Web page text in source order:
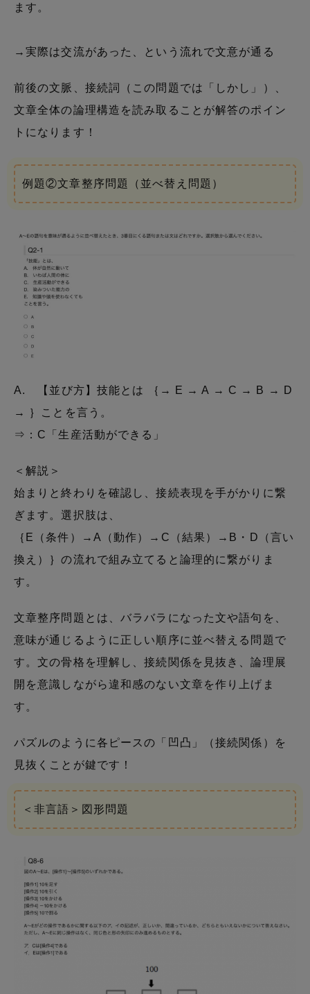
ます。
→実際は交流があった、という流れで文意が通る
前後の文脈、接続詞（この問題では「しかし」）、
文章全体の論理構造を読み取ることが解答のポイン
トになります！
例題②文章整序問題（並べ替え問題）
A. 【並び方】技能とは ｛→ E → A → C → B → D
→ ｝ことを言う。
⇒：C「生産活動ができる」
＜解説＞
始まりと終わりを確認し、接続表現を手がかりに繋
ぎます。選択肢は、
｛E（条件）→A（動作）→C（結果）→B・D（言い
換え）｝の流れで組み立てると論理的に繋がりま
す。
文章整序問題とは、バラバラになった文や語句を、
意味が通じるように正しい順序に並べ替える問題で
す。文の骨格を理解し、接続関係を見抜き、論理展
開を意識しながら違和感のない文章を作り上げま
す。
パズルのように各ピースの「凹凸」（接続関係）を
見抜くことが鍵です！
＜非言語＞図形問題